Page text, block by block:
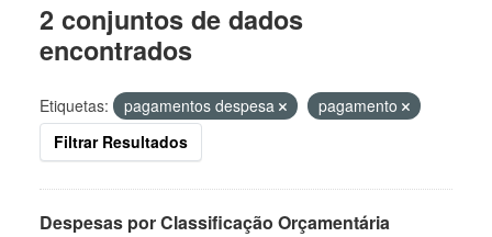
2 conjuntos de dados
encontrados
Etiquetas: pagamentos despesa
pagamento
Filtrar Resultados
Despesas por Classificação Orçamentária